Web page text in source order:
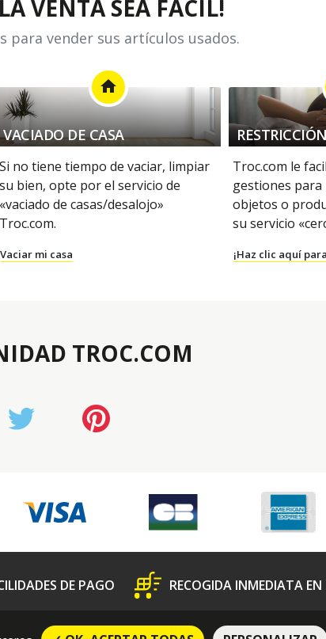
VENTA SEA FÁCIL!
para vender sus artículos usados.
home
VACIADO DE CASA
Si no tiene tiempo de vaciar, limpiar
su bien, opte por el servicio de
«vaciado de casas/desalojo»
Troc.com.
Vaciar mi casa
Troc.com le
gestiones para
objetos o
su servicio
¡Haz clic aquí
TROC.COM
DE PAGO RECOGIDA INMEDIATA
Condiciones contractuales Política de privacidad